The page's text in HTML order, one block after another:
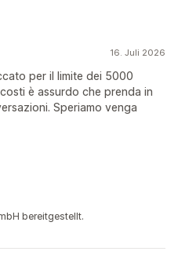
16. Juli 2026
per il limite dei 5000
è assurdo che prenda in
Speriamo venga
bereitgestellt.